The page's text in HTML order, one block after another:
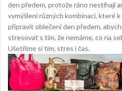
den předem, protože ráno nestíhají
vymýšlení různých kombinací, které
připravit oblečení den předem,
stresovat s tím, že nemáme, co na
Ušetříme si tím, stres i čas.